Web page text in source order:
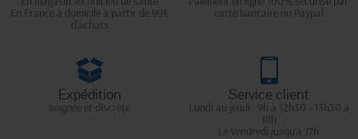
En France à domicile à partir de 99€
d'achats
carte bancaire ou Paypal
Expédition
soignée et discrète
Service client
Lundi au jeudi : 9h à 12h30 - 13h30 à
18h
Le vendredi jusqu'à 17h